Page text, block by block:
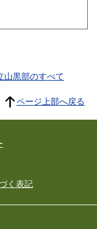
山黒部のすべて
ページ上部へ戻る
く表記